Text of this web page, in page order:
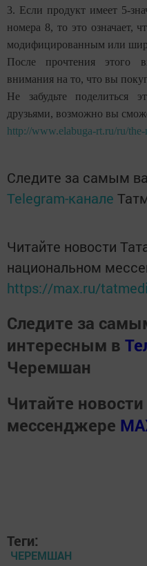
3. Если продукт имеет 5-
номера 8, то это означает,
модифицированным или
После прочтения этого
внимания на то, что вы
Не забудьте поделиться
друзьями, возможно вы
http://www.elabuga-rt.ru/ru/
Следите за самым
Telegram-канале
Читайте новости
национальном
https://max.ru/
Следите за
интересным в
Черемшан
Читайте
мессенджере
Теги:
ЧЕРЕМШАН